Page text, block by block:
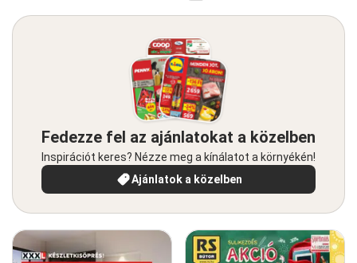
Fedezze fel az ajánlatokat a közelben
Inspirációt keres? Nézze meg a kínálatot a környékén!
Ajánlatok a közelben